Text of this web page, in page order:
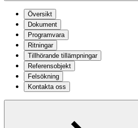
Översikt
Dokument
Programvara
Ritningar
Tillhörande tillämpningar
Referensobjekt
Felsökning
Kontakta oss